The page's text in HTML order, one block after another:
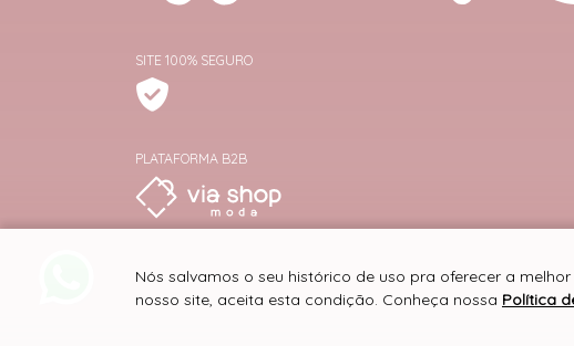
SITE 100% SEGURO
PLATAFORMA B2B
Nós salvamos o seu histórico de uso pra oferecer a
nosso site, aceita esta condição. Conheça nossa Política